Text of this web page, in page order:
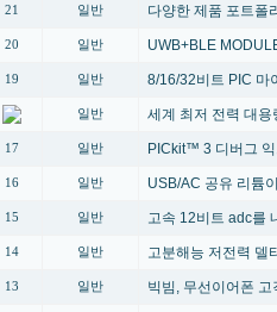
21 일반 다양한 제품 포트폴
20 일반 UWB+BLE
19 일반 8/16/32비트 PIC 마
일반 세계 최저 전력 대
17 일반 PICkit™ 3 디버그
16 일반 USB/AC 공유 리튬
15 일반 고속 12비트 adc를
14 일반 고분해능 저전력 델
13 일반 빅빔, 무선이어폰 고